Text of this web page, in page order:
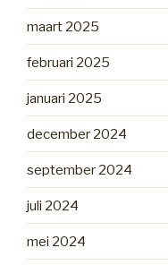
maart 2025
februari 2025
januari 2025
december 2024
september 2024
juli 2024
mei 2024